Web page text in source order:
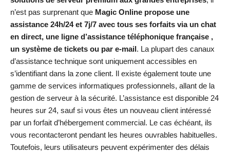
n’est pas surprenant que Magic Online propose une
assistance 24h/24 et 7j/7 avec tous ses forfaits via un chat
en direct, une ligne d’assistance téléphonique française ,
un système de tickets ou par e-mail. La plupart des canaux
d’assistance technique sont uniquement accessibles en
s’identifiant dans la zone client. Il existe également toute une
gamme de services informatiques professionnels, allant de la
gestion de serveur à la sécurité. L’assistance est disponible 24
heures sur 24, sauf si vous êtes un nouveau client intéressé
par un forfait d’hébergement commercial. Le cas échéant, ils
vous recontacteront pendant les heures ouvrables habituelles.
Toutefois, leurs utilisateurs peuvent expérimenter des délais